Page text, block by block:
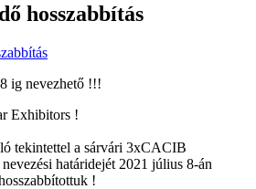
hosszabbítás
ig nevezhető !!!
Exhibitors !
tekintettel a sárvári 3xCACIB
határidejét 2021 július 8-án
!